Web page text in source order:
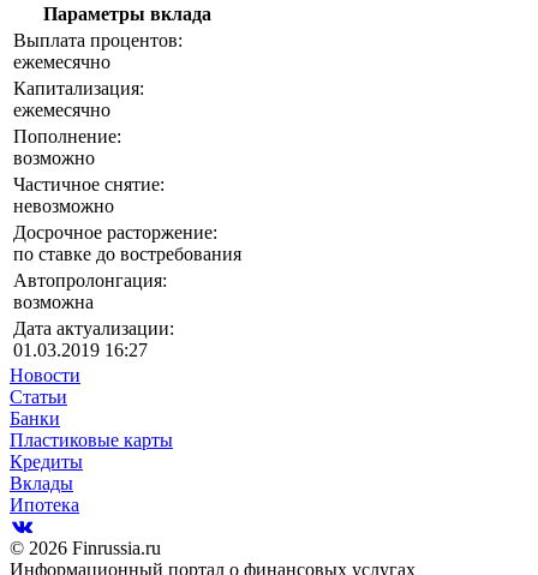
Параметры вклада
Выплата процентов:
ежемесячно
Капитализация:
ежемесячно
Пополнение:
возможно
Частичное снятие:
невозможно
Досрочное расторжение:
по ставке до востребования
Автопролонгация:
возможна
Дата актуализации:
01.03.2019 16:27
Новости
Статьи
Банки
Пластиковые карты
Кредиты
Вклады
Ипотека
© 2026 Finrussia.ru
Информационный портал о финансовых услугах